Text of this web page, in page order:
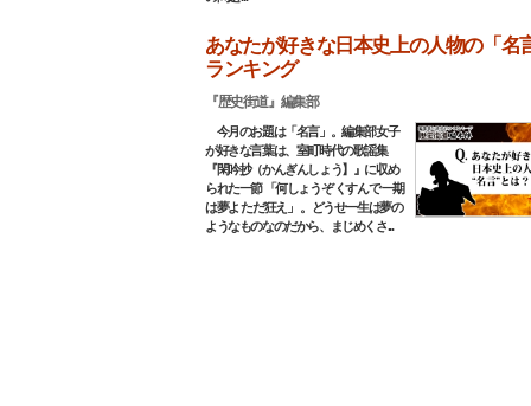
あなたが好きな日本史上の人物の「名
ランキング
『歴史街道』編集部
今月のお題は「名言」。編集部女子
が好きな言葉は、室町時代の歌謡集
『閑吟抄（かんぎんしょう】』に収め
られた一節 「何しょうぞ くすんで 一期
は夢よ ただ狂え」 。どうせ一生は夢の
ようなものなのだから、まじめくさ...